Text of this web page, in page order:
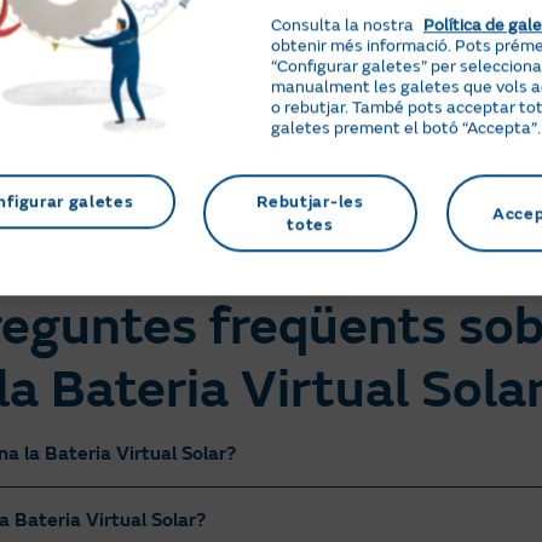
Autoconsum amb
compensació
Verifica que la teva tarifa
de llum està acollida a la
modalitat de
Contracta la
Virtual Solar
Emplena les teves
personals.
freqüents
Bateria Virtual
la Bateria Virtual Solar?
és un servei digital que maximitza el rendiment de la teva
Bateria Virtual Solar?
Consulta la nostra Política de
obtenir més informació. Pots
“Configurar galetes” per
manualment les galetes que vols
o rebutjar. També pots acceptar
galetes prement el botó “Accepta”.
galetes
Rebutjar-les
totes